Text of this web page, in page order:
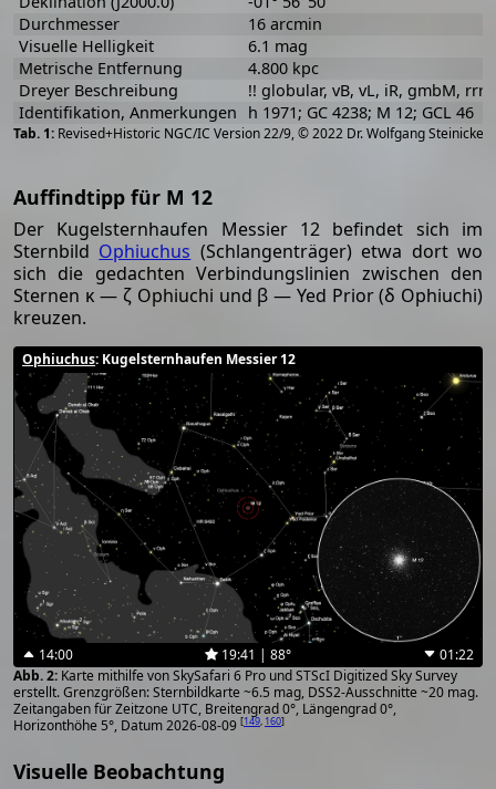
Revised+Historic NGC/IC Version 22/9, © 2022 Dr. Wolfgang Steinicke
Durchmesser
16 arcmin
Visuelle Helligkeit
6.1 mag
Metrische Entfernung
4.800 kpc
Dreyer Beschreibung
!! globular, vB, vL, iR, gmbM, rrr,
Identifikation, Anmerkungen
h 1971; GC 4238; M 12; GCL 46
Auffindtipp für M 12
Der Kugelsternhaufen Messier 12 befindet sich im
Sternbild Ophiuchus (Schlangenträger) etwa dort wo
sich die gedachten Verbindungslinien zwischen den
Sternen κ — ζ Ophiuchi und β — Yed Prior (δ Ophiuchi)
kreuzen.
Ophiuchus: Kugelsternhaufen Messier 12
14:00 19:41 | 88°
01:22
Karte mithilfe von SkySafari 6 Pro und STScI Digitized Sky Survey
erstellt. Grenzgrößen: Sternbildkarte ~6.5 mag, DSS2-Ausschnitte ~20 mag.
Zeitangaben für Zeitzone UTC, Breitengrad 0°, Längengrad 0°,
Horizonthöhe 5°, Datum 2026-08-09 [149, 160]
Visuelle Beobachtung